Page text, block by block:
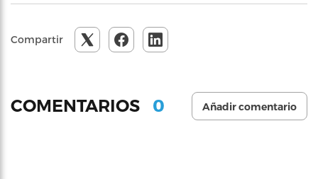
Compartir
COMENTARIOS 0 Añadir comentario